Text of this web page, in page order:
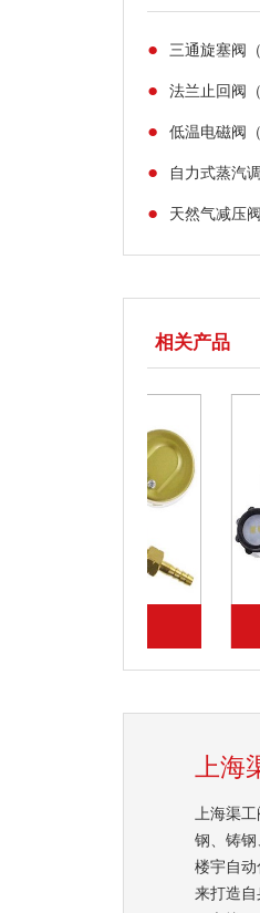
● 三通旋塞阀
● 法兰止回阀
● 低温电磁阀
● 自力式蒸汽
● 天然气减压
相关产品
上
上海渠
钢、铸钢
楼宇自动
来打造